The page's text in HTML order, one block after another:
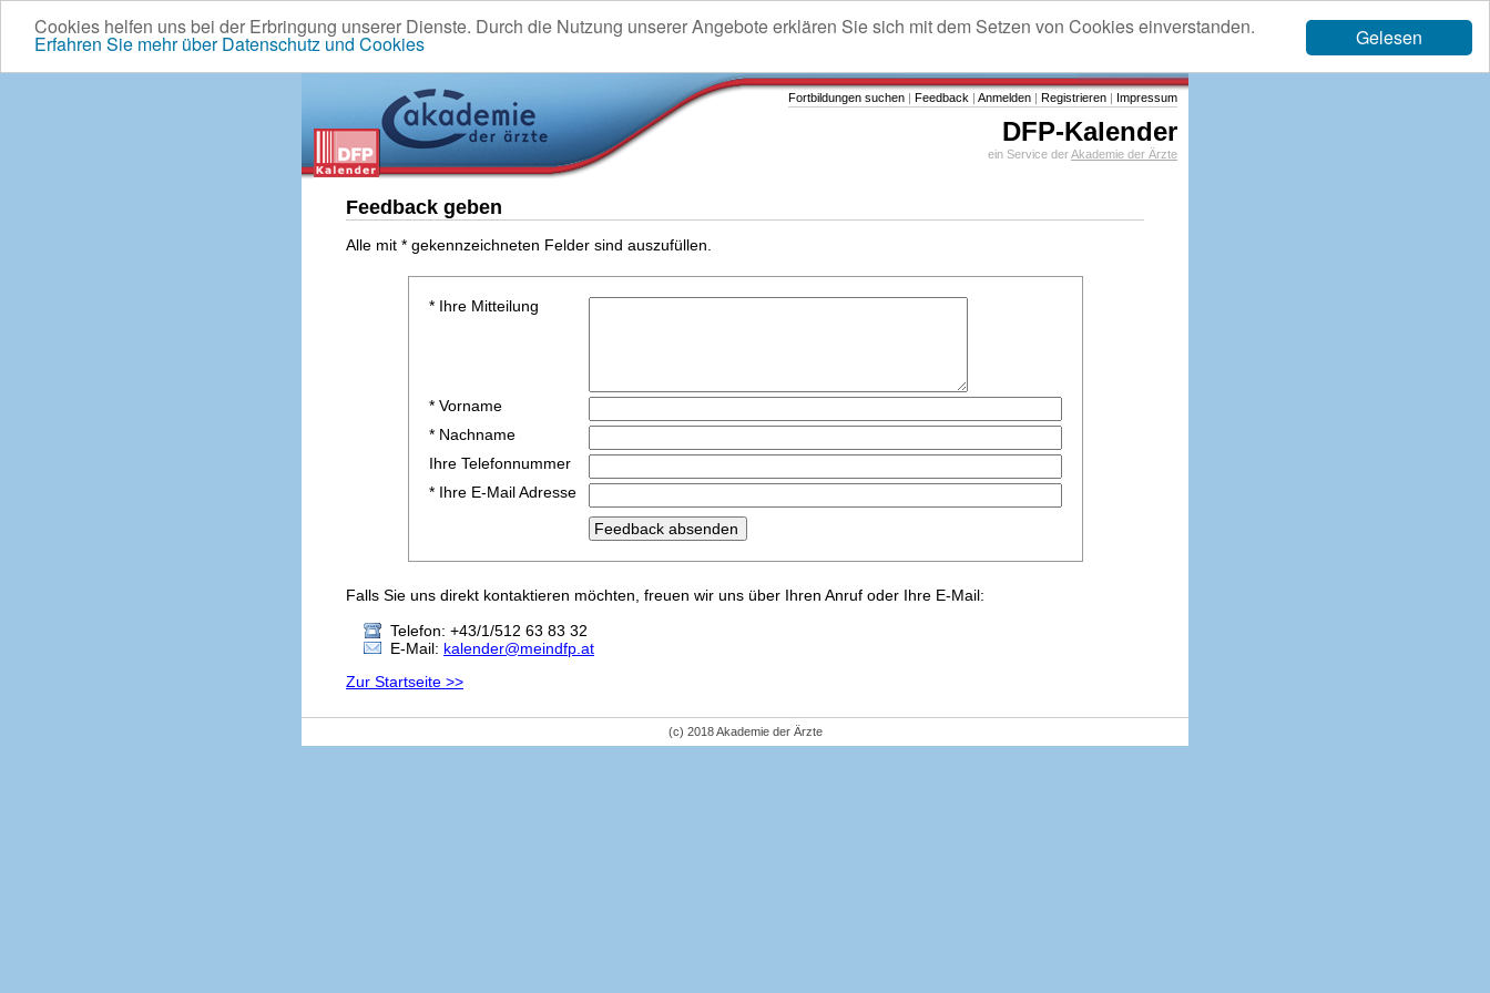
Gelesen
Cookies helfen uns bei der Erbringung unserer Dienste. Durch die Nutzung unserer Angebote erklären Sie sich mit dem Setzen von Cookies einverstanden.
Erfahren Sie mehr über Datenschutz und Cookies
Fortbildungen suchen | Feedback | Anmelden | Registrieren | Impressum
DFP-Kalender
ein Service derAkademie der Ärzte
Feedback geben
Alle mit * gekennzeichneten Felder sind auszufüllen.
* Ihre Mitteilung
* Vorname
* Nachname
Ihre Telefonnummer
* Ihre E-Mail Adresse
Falls Sie uns direkt kontaktieren möchten, freuen wir uns über Ihren Anruf oder Ihre E-Mail:
Telefon: +43/1/512 63 83 32
E-Mail: kalender@meindfp.at
Zur Startseite >>
(c) 2018 Akademie der Ärzte